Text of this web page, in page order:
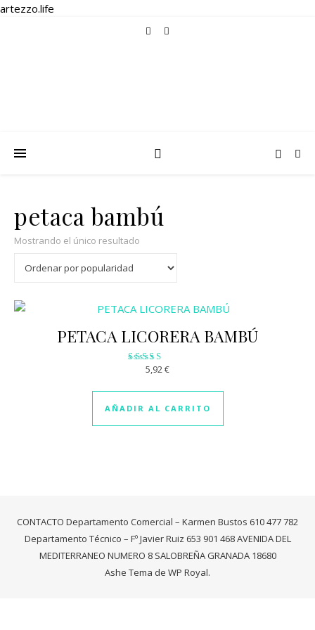
artezzo.life
petaca bambú
Mostrando el único resultado
PETACA LICORERA BAMBÚ
Valorado
3.31
de 5
5,92€
AÑADIR AL CARRITO
CONTACTO Departamento Comercial – Karmen Bustos 610 477 782
Departamento Técnico – Fº Javier Ruiz 653 901 468 AVENIDA DEL
MEDITERRANEO NUMERO 8 SALOBREÑA GRANADA 18680
Ashe Tema de WP Royal.